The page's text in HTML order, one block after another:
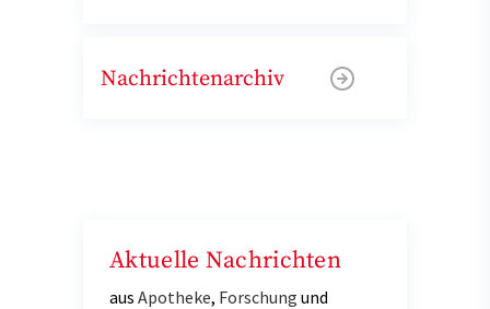
Nachrichtenarchiv
Aktuelle Nachrichten
aus Apotheke, Forschung und